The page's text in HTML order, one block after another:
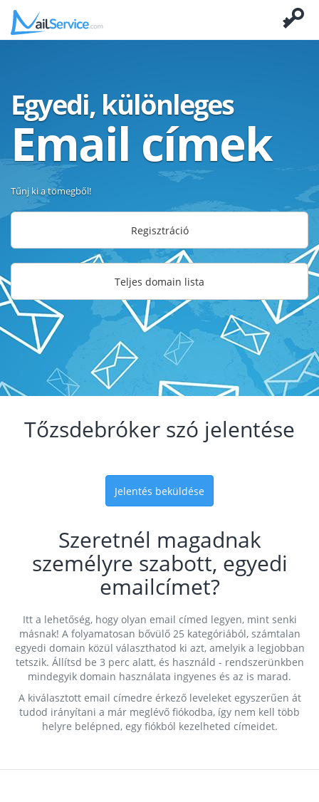
Egyedi, különleges
Email címek
Tűnj ki a tömegből!
Regisztráció
Teljes domain lista
Tőzsdebróker szó jelentése
Jelentés beküldése
Szeretnél magadnak
személyre szabott, egyedi
emailcímet?
Itt a lehetőség, hogy olyan email címed legyen, mint senki
másnak! A folyamatosan bővülő 25 kategóriából, számtalan
egyedi domain közül választhatod ki azt, amelyik a legjobban
tetszik. Állítsd be 3 perc alatt, és használd - rendszerünkben
mindegyik domain használata ingyenes és az is marad.
A kiválasztott email címedre érkező leveleket egyszerűen át
tudod irányítani a már meglévő fiókodba, így nem kell több
helyre belépned, egy fiókból kezelheted címeidet.